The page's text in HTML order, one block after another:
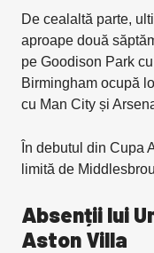
De cealaltă parte,
aproape două
pe Goodison Park
Birmingham ocupă
cu Man City și
În debutul din Cupa
limită de
Absenții lui
Aston Villa